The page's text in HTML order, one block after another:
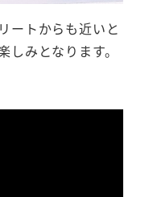
ートからも近いと
みとなります。